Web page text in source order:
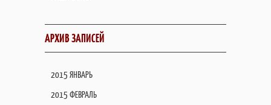
АРХИВ ЗАПИСЕЙ
2015 ЯНВАРЬ
2015 ФЕВРАЛЬ